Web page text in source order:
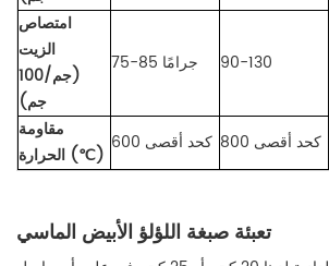
امتصاص
الزيت
(جم/100
جم)
75-85 جرامًا 90-130
مقاومة
الحرارة (℃)
600 كحد أقصى 800 كحد أقصى
تعبئة صبغة اللؤلؤ الأبيض الماسي